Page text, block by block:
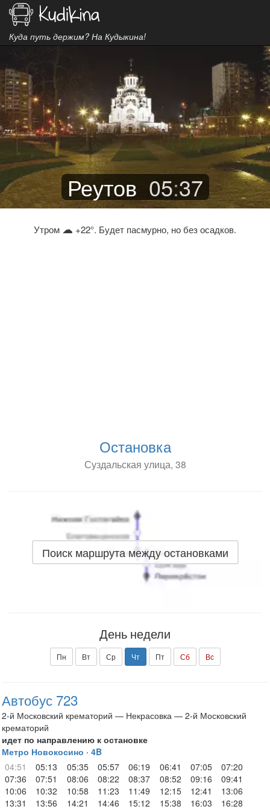
Куда путь держим? На Кудыкина!
Реутов 05:37
Утром ☁ +22°. Будет пасмурно, но без осадков.
Остановка
Суздальская улица, 38
Поиск маршрута между остановками
День недели
Пн Вт Ср Чт Пт Сб Вс
Автобус 723
2-й Московский крематорий — Некрасовка — 2-й Московский
крематорий
идет по направлению к остановке
Метро Новокосино · 4B
04:51
05:13 05:35 05:57 06:19 06:41 07:05
07:20
07:36
07:51 08:06 08:22 08:37 08:52 09:16
09:41
10:06
10:32 10:58 11:23 11:49 12:15 12:41
13:06
13:31
13:56 14:21 14:46 15:12 15:38 16:03
16:28